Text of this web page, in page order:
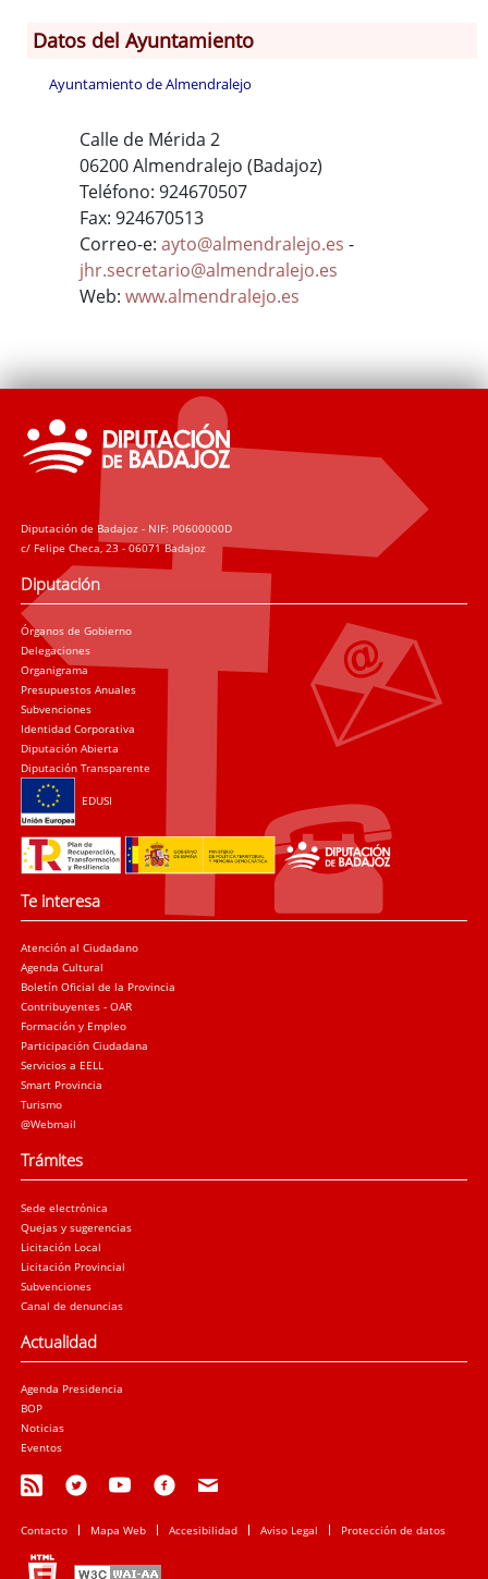
Datos del Ayuntamiento
Ayuntamiento de Almendralejo
Calle de Mérida 2
06200 Almendralejo (Badajoz)
Teléfono: 924670507
Fax: 924670513
Correo-e: ayto@almendralejo.es -
jhr.secretario@almendralejo.es
Web: www.almendralejo.es
Diputación de Badajoz - NIF: P0600000D
c/ Felipe Checa, 23 - 06071 Badajoz
Diputación
Órganos de Gobierno
Delegaciones
Organigrama
Presupuestos Anuales
Subvenciones
Identidad Corporativa
Diputación Abierta
Diputación Transparente
EDUSI
Te interesa
Atención al Ciudadano
Agenda Cultural
Boletín Oficial de la Provincia
Contribuyentes - OAR
Formación y Empleo
Participación Ciudadana
Servicios a EELL
Smart Provincia
Turismo
@Webmail
Trámites
Sede electrónica
Quejas y sugerencias
Licitación Local
Licitación Provincial
Subvenciones
Canal de denuncias
Actualidad
Agenda Presidencia
BOP
Noticias
Eventos
Contacto Mapa Web Accesibilidad Aviso Legal Protección de datos